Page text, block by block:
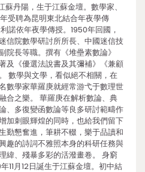
丹陽，生于江蘇金壇。數學家、
受聘為昆明東北結合年夜學傳
諾依年夜學傳授。1950年回國，
信院數學研討所所長、中國迷信技
院長等職。撰有《堆壘素數論》
及《優選法說書及其彌補》《兼顧
數學與文學，看似絕不相關，在
數學家華羅庚就經常游弋于數理世
合之樂。 華羅庚在解析數論、典
、多復變函數論等良多研討範疇作
加刺眼輝煌的同時，也給我們留下
勤懇奮進，筆耕不輟，樂于品讀和
趣的詩詞不雅照本身的科研任務與
緯、殘暴多彩的活潑畫卷。 身窮
11月12日誕生于江蘇金壇。初中結